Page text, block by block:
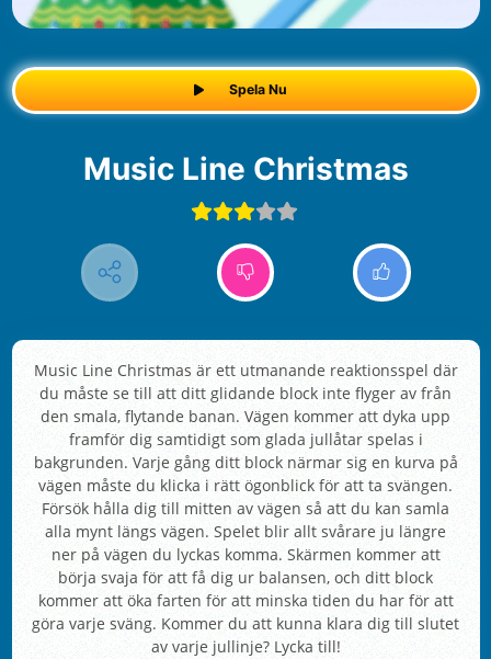
Spela Nu
Music Line Christmas
Music Line Christmas är ett utmanande reaktionsspel där
du måste se till att ditt glidande block inte flyger av från
den smala, flytande banan. Vägen kommer att dyka upp
framför dig samtidigt som glada jullåtar spelas i
bakgrunden. Varje gång ditt block närmar sig en kurva på
vägen måste du klicka i rätt ögonblick för att ta svängen.
Försök hålla dig till mitten av vägen så att du kan samla
alla mynt längs vägen. Spelet blir allt svårare ju längre
ner på vägen du lyckas komma. Skärmen kommer att
börja svaja för att få dig ur balansen, och ditt block
kommer att öka farten för att minska tiden du har för att
göra varje sväng. Kommer du att kunna klara dig till slutet
av varje jullinje? Lycka till!